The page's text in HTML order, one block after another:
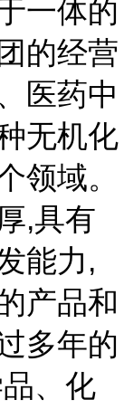
一体的
的经营
医药中
无机化
领域。
,具有
能力,
产品和
多年的
、化